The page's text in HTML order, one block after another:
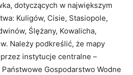
dotyczących w największym
Kuligów, Cisie, Stasiopole,
Ślężany, Kowalicha,
Należy podkreślić, że mapy
instytucje centralne –
Gospodarstwo Wodne